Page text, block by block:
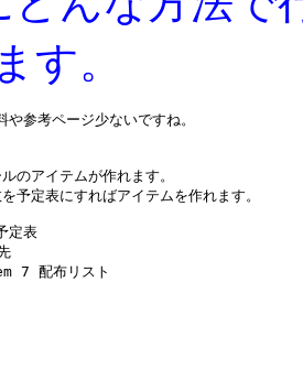
す。
参考ページ少ないですね。
アイテムが作れます。
予定表にすればアイテムを作れます。
表
配布リスト